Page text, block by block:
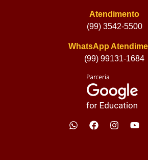
Atendimento
(99) 3542-5500
WhatsApp
(99) 99131-1684